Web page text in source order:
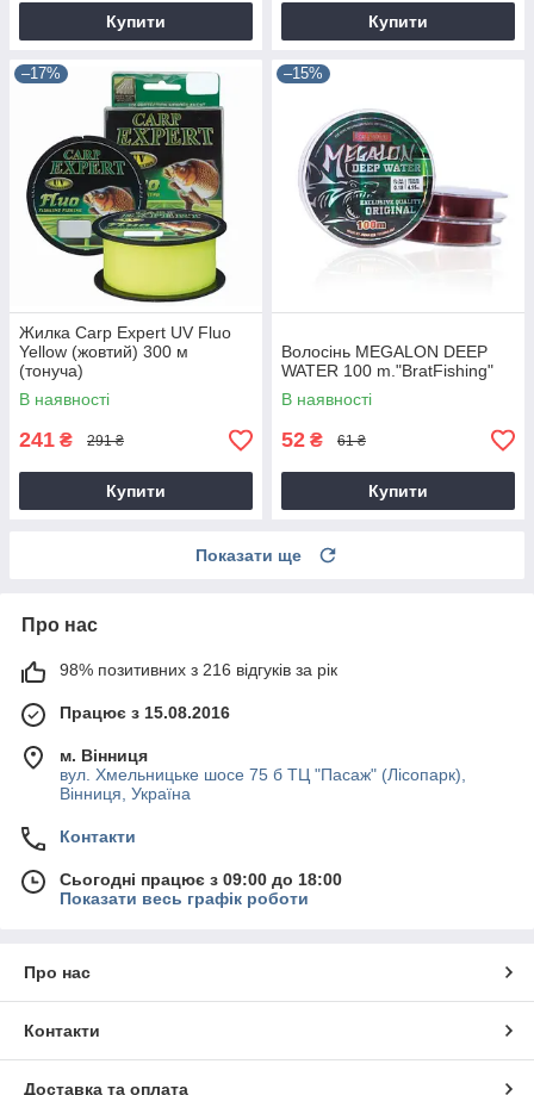
Купити Купити
–17%
Жилка Carp Expert UV Fluo
Yellow (жовтий) 300 м
(тонуча)
В наявності
241 ₴ 291 ₴
Купити
–15%
Волосінь MEGALON DEEP
WATER 100 m."BratFishing"
В наявності
52 ₴ 61 ₴
Купити
Показати ще
Про нас
98% позитивних з 216 відгуків за рік
Працює з 15.08.2016
м. Вінниця
вул. Хмельницьке шосе 75 б ТЦ "Пасаж" (Лісопарк),
Вінниця, Україна
Контакти
Сьогодні працює з 09:00 до 18:00
Показати весь графік роботи
Про нас
Контакти
Доставка та оплата